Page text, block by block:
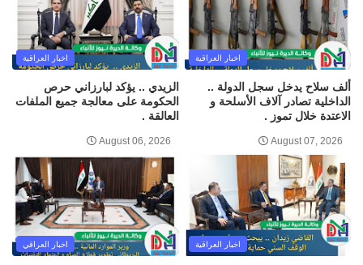
اخبار العراقية
ألف سلاح يدخل سجل الدولة ..
الداخلية تصادر آلاف الأسلحة و
الاعتدة خلال تموز .
August 07, 2026
اخبار العراقية
الزيدي .. يؤكد لبارزاني حرص
الحكومة على معالجة جميع الملفات
العالقة .
August 06, 2026
اخبار العراقية اخبار العراقي